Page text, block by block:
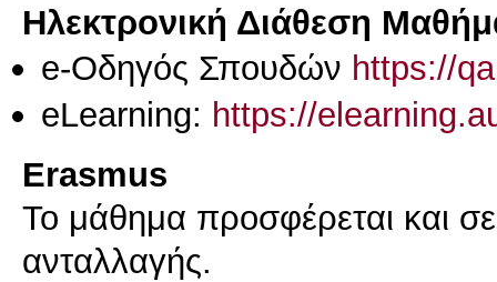
Ηλεκτρονική Διάθεση
e-Οδηγός Σπουδών https://
eLearning: https://
Erasmus
Το μάθημα προσφέρεται και
ανταλλαγής.